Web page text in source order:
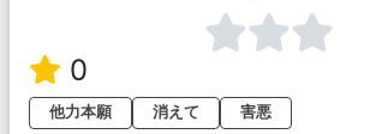
0
他力本願
消えて 害悪